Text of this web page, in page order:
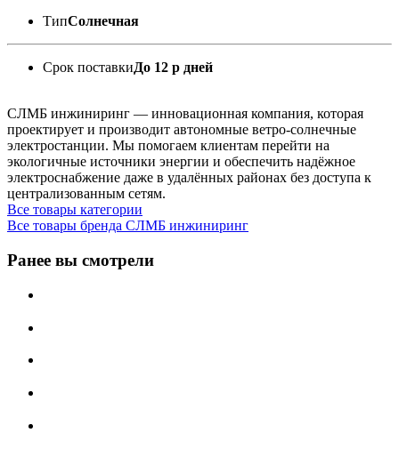
ТипСолнечная
Срок поставкиДо 12 р дней
СЛМБ инжиниринг — инновационная компания, которая
проектирует и производит автономные ветро‑солнечные
электростанции. Мы помогаем клиентам перейти на
экологичные источники энергии и обеспечить надёжное
электроснабжение даже в удалённых районах без доступа к
централизованным сетям.
Все товары категории
Все товары бренда СЛМБ инжиниринг
Ранее вы смотрели